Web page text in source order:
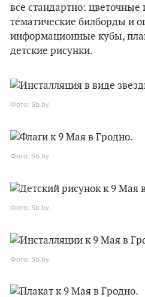
все стандартно: цветочные
тематические билборды и
информационные кубы,
детские рисунки.
Фото: Sb.by.
Фото: Sb.by.
Фото: Sb.by.
Фото: Sb.by.